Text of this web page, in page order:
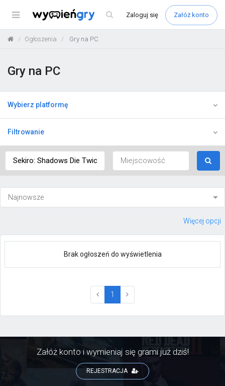
Menu Zaloguj się Załóż konto
Ogłoszenia Gry na PC
Gry na PC
Wybierz platformę
Filtrowanie
Więcej opcji
Brak ogłoszeń do wyświetlenia
1 (current)
Załóż konto i wymieniaj się grami już dziś!
REJESTRACJA